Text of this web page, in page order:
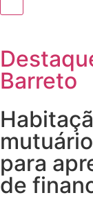
Barreto
para
de